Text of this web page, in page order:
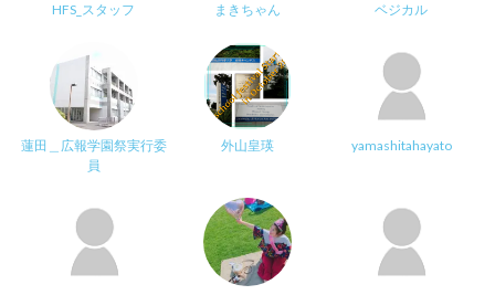
HFS_スタッフ まきちゃん ベジカル
蓮田＿広報学園祭実行委
員
外山皇瑛 yamashitahayato